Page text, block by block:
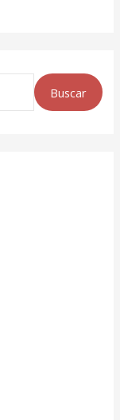
Buscar